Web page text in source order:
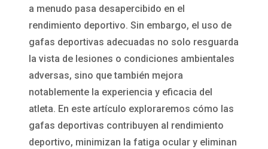
a menudo pasa desapercibido en el
rendimiento deportivo. Sin embargo, el uso de
gafas deportivas adecuadas no solo resguarda
la vista de lesiones o condiciones ambientales
adversas, sino que también mejora
notablemente la experiencia y eficacia del
atleta. En este artículo exploraremos cómo las
gafas deportivas contribuyen al rendimiento
deportivo, minimizan la fatiga ocular y eliminan